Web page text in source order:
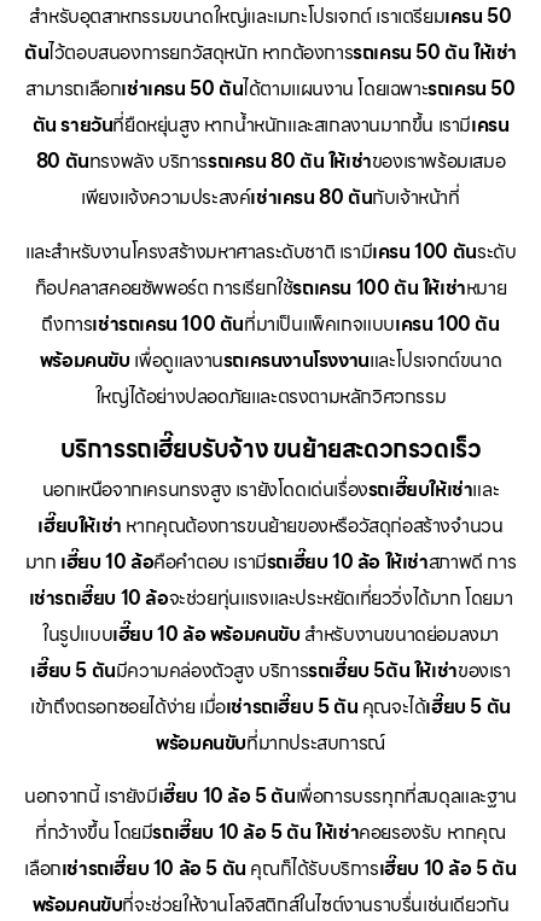
สำหรับอุตสาหกรรมขนาดใหญ่และเมกะโปรเจกต์ เราเตรียมเครน 50
ตันไว้ตอบสนองการยกวัสดุหนัก หากต้องการรถเครน 50 ตัน ให้เช่า
สามารถเลือกเช่าเครน 50 ตันได้ตามแผนงาน โดยเฉพาะรถเครน 50
ตัน รายวันที่ยืดหยุ่นสูง หากน้ำหนักและสเกลงานมากขึ้น เรามีเครน
80 ตันทรงพลัง บริการรถเครน 80 ตัน ให้เช่าของเราพร้อมเสมอ
เพียงแจ้งความประสงค์เช่าเครน 80 ตันกับเจ้าหน้าที่
และสำหรับงานโครงสร้างมหาศาลระดับชาติ เรามีเครน 100 ตันระดับ
ท็อปคลาสคอยซัพพอร์ต การเรียกใช้รถเครน 100 ตัน ให้เช่าหมาย
ถึงการเช่ารถเครน 100 ตันที่มาเป็นแพ็คเกจแบบเครน 100 ตัน
พร้อมคนขับ เพื่อดูแลงานรถเครนงานโรงงานและโปรเจกต์ขนาด
ใหญ่ได้อย่างปลอดภัยและตรงตามหลักวิศวกรรม
บริการรถเฮี๊ยบรับจ้าง ขนย้ายสะดวกรวดเร็ว
นอกเหนือจากเครนทรงสูง เรายังโดดเด่นเรื่องรถเฮี๊ยบให้เช่าและ
เฮี๊ยบให้เช่า หากคุณต้องการขนย้ายของหรือวัสดุก่อสร้างจำนวน
มาก เฮี๊ยบ 10 ล้อคือคำตอบ เรามีรถเฮี๊ยบ 10 ล้อ ให้เช่าสภาพดี การ
เช่ารถเฮี๊ยบ 10 ล้อจะช่วยทุ่นแรงและประหยัดเที่ยววิ่งได้มาก โดยมา
ในรูปแบบเฮี๊ยบ 10 ล้อ พร้อมคนขับ สำหรับงานขนาดย่อมลงมา
เฮี๊ยบ 5 ตันมีความคล่องตัวสูง บริการรถเฮี๊ยบ 5ตัน ให้เช่าของเรา
เข้าถึงตรอกซอยได้ง่าย เมื่อเช่ารถเฮี๊ยบ 5 ตัน คุณจะได้เฮี๊ยบ 5 ตัน
พร้อมคนขับที่มากประสบการณ์
นอกจากนี้ เรายังมีเฮี๊ยบ 10 ล้อ 5 ตันเพื่อการบรรทุกที่สมดุลและฐาน
ที่กว้างขึ้น โดยมีรถเฮี๊ยบ 10 ล้อ 5 ตัน ให้เช่าคอยรองรับ หากคุณ
เลือกเช่ารถเฮี๊ยบ 10 ล้อ 5 ตัน คุณก็ได้รับบริการเฮี๊ยบ 10 ล้อ 5 ตัน
พร้อมคนขับที่จะช่วยให้งานโลจิสติกส์ในไซต์งานราบรื่นเช่นเดียวกัน